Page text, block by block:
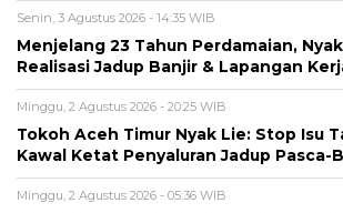
Senin, 3 Agustus 2026 - 14:35 WIB
Menjelang 23 Tahun Perdamaian,
Realisasi Jadup Banjir & Lapangan
Minggu, 2 Agustus 2026 - 20:25 WIB
Tokoh Aceh Timur Nyak Lie: Stop Isu
Kawal Ketat Penyaluran Jadup Pasca-
Minggu, 2 Agustus 2026 - 05:36 WIB